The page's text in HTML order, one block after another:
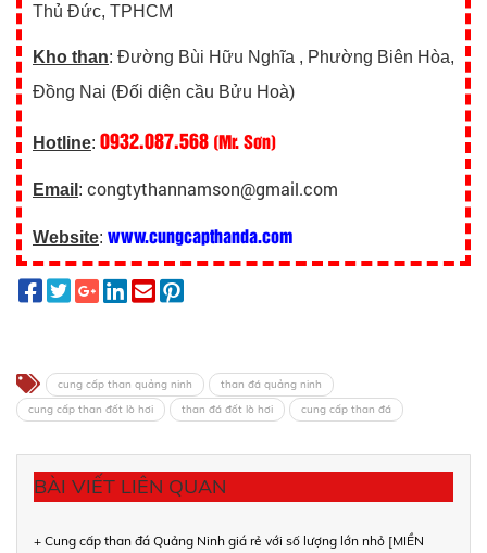
Thủ Đức, TPHCM
Kho than: Đường Bùi Hữu Nghĩa , Phường Biên Hòa,
Đồng Nai (Đối diện cầu Bửu Hoà)
Hotline: 0932.087.568 (Mr. Sơn)
Email : congtythannamson@gmail.com
Website: www.cungcapthanda.com
cung cấp than quảng ninh
than đá quảng ninh
cung cấp than đốt lò hơi
than đá đốt lò hơi cung cấp than đá
BÀI VIẾT LIÊN QUAN
+ Cung cấp than đá Quảng Ninh giá rẻ với số lượng lớn nhỏ [MIỀN